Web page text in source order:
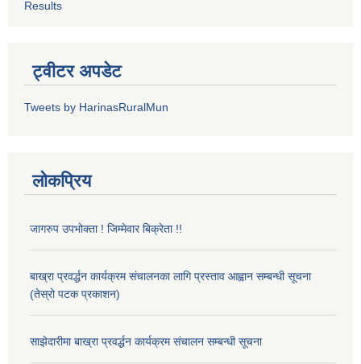
Results
ट्वीटर अपडेट
Tweets by HarinasRuralMun
लोकप्रिय
जागरुप उपभोक्ता ! जिम्मेवार बिक्रेता !!
बाख्रा प्रवर्द्धन कार्यक्रम संचालनका लागि प्रस्ताव आह्वान सम्बन्धी सूचना
(तेस्रो पटक प्रकाशन)
साझेदारीमा बाख्रा प्रवर्द्धन कार्यक्रम संचालन सम्बन्धी सूचना